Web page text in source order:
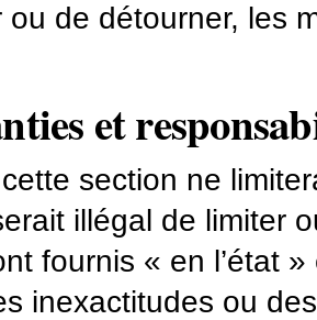
de détourner, les
et
section ne
illégal de limiter
fournis « en l’état
inexactitudes ou